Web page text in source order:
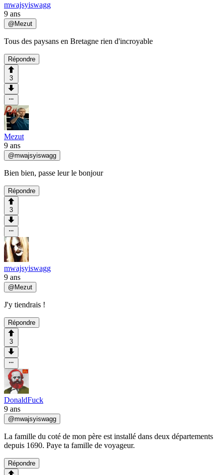
mwajsyiswagg
9 ans
@ Mezut
Tous des paysans en Bretagne rien d'incroyable
Répondre
3
Mezut
9 ans
@mwajsyiswagg
Bien bien, passe leur le bonjour
Répondre
3
mwajsyiswagg
9 ans
@ Mezut
J'y tiendrais !
Répondre
3
DonaldFuck
9 ans
@mwajsyiswagg
La famille du coté de mon père est installé dans deux départements
depuis 1690. Paye ta famille de voyageur.
Répondre